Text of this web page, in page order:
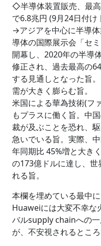
◇半導体装置販売、最
で6.8兆円 (9月24日付け
→アジアを中心に半導
導体の国際展示会「セ
開幕し、2020年の半導
修正され、過去最高の
する見通しとなった旨
需が大きく膨らむ旨。
米国による華為技術(フ
もプラスに働く旨。中
裁が及ぶことを恐れ、
急いでいる旨。実際、
年同期比 45%増と大き
の173億ドルに達し、
れる旨。
本欄を埋めている最中
Huaweiには大変不幸な
バルsupply chainへの
が、不安視されるところ